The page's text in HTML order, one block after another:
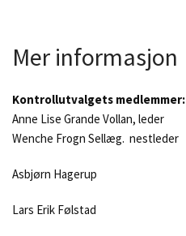
Mer informasjon
Kontrollutvalgets medlemmer:
Anne Lise Grande Vollan, leder
Wenche Frogn Sellæg. nestleder
Asbjørn Hagerup
Lars Erik Følstad